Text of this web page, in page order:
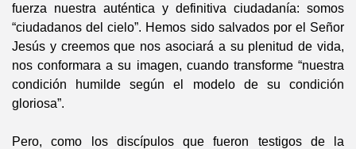
fuerza nuestra auténtica y definitiva ciudadanía: somos
“ciudadanos del cielo”. Hemos sido salvados por el Señor
Jesús y creemos que nos asociará a su plenitud de vida,
nos conformara a su imagen, cuando transforme “nuestra
condición humilde según el modelo de su condición
gloriosa”.
Pero, como los discípulos que fueron testigos de la